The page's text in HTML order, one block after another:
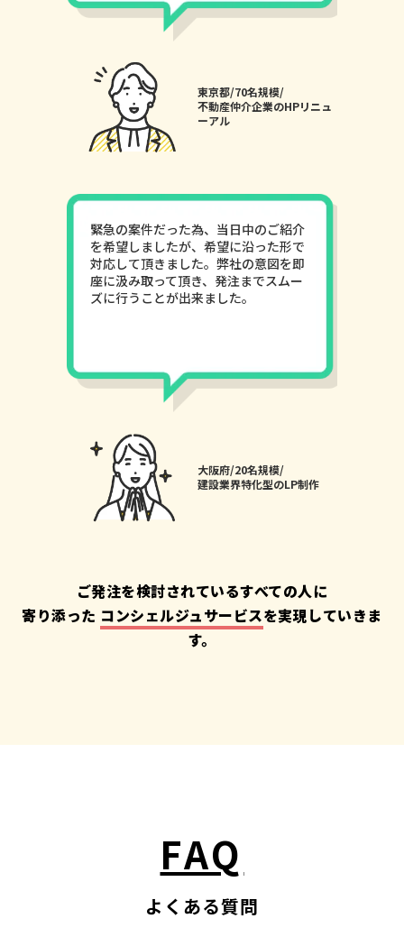
東京都/70名規模/
不動産仲介企業のHPリニュ
ーアル
緊急の案件だった為、当日中のご紹介
を希望しましたが、希望に沿った形で
対応して頂きました。弊社の意図を即
座に汲み取って頂き、発注までスムー
ズに行うことが出来ました。
大阪府/20名規模/
建設業界特化型のLP制作
ご発注を検討されているすべての人に
寄り添った コンシェルジュサービスを実現していきま
す。
FAQ
よくある質問